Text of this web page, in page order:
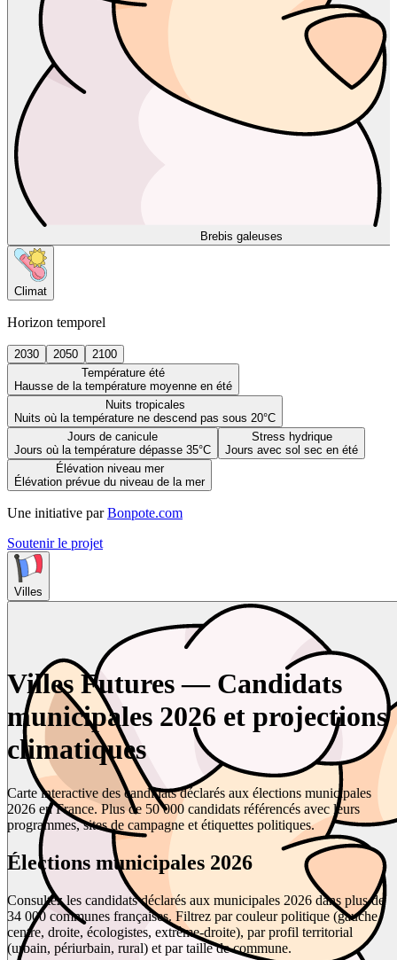
Brebis galeuses
Climat
Horizon temporel
2030 2050
2100
Température été
Hausse de la température moyenne en été
Nuits tropicales
Nuits où la température ne descend pas sous 20°C
Jours de canicule
Jours où la température dépasse 35°C
Stress hydrique
Jours avec sol sec en été
Élévation niveau mer
Élévation prévue du niveau de la mer
Une initiative par Bonpote.com
Soutenir le projet
Villes
Villes Futures — Candidats
municipales 2026 et projections
climatiques
Carte interactive des candidats déclarés aux élections municipales
2026 en France. Plus de 50 000 candidats référencés avec leurs
programmes, sites de campagne et étiquettes politiques.
Élections municipales 2026
Consultez les candidats déclarés aux municipales 2026 dans plus de
34 000 communes françaises. Filtrez par couleur politique (gauche,
centre, droite, écologistes, extrême-droite), par profil territorial
(urbain, périurbain, rural) et par taille de commune.